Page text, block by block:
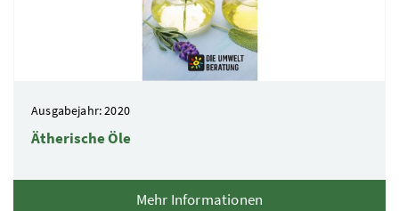
Ausgabejahr: 2020
Ätherische Öle
Mehr Informationen